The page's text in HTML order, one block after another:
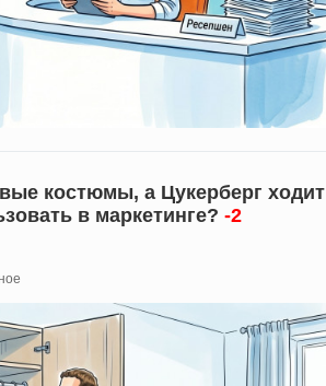
костюмы, а Цукерберг ходит
в маркетинге? -2